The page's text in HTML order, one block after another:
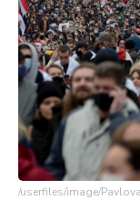
/userfiles/image/